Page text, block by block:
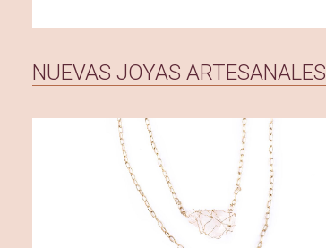
NUEVAS JOYAS ARTESANALES